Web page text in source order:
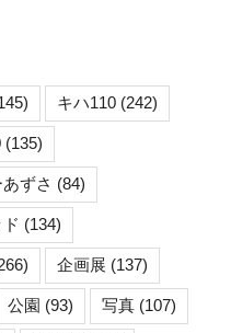
キハ110 (242)
(135)
ずさ (84)
(134)
企画展 (137)
公園 (93) 写真 (107)